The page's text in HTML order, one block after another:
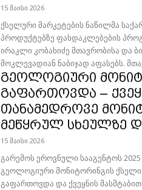
15 მაისი 2026
ქსელური მარკეტების ნაწილმა
პროდუქტებზე ფასდაკლებების
ირაკლი კობახიძე მთავრობისა და
მოკლევადიან ნაბიჯად აფასებს.
გეოლოგიური
გაფართოვდა –
თანამედროვე
მეწყრულ სხეულზე
15 მაისი 2026
გარემოს ეროვნული სააგენტოს
გეოლოგიური მონიტორინგის
გაფართოვდა და ქვეყნის